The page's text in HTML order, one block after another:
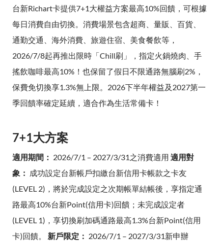
台新Richart卡提供7+1大權益方案最高10%回饋，可根據
每日消費自由切換。消費場景包含超商、量販、百貨、
通勤交通、海外消費、旅遊住宿、美食餐飲等，
2026/7/8起再推出限時「Chill刷」，指定火鍋燒肉、手
搖飲咖啡最高10%！也保留了假日不限通路無腦刷2%，
保費免切換享1.3%無上限。2026下半年權益及2027第一
季回饋率確定延續，適合作為生活常備卡！
7+1大方案
適用期間： 2026/7/1 – 2027/3/31之消費適用 適用對
象： 成功設定台新帳戶扣繳台新信用卡帳款之卡友
(LEVEL 2)，將於完成設定之次期帳單結帳後，享指定通
路最高10%台新Point(信用卡)回饋；未完成設定者
(LEVEL 1)，享切換刷加碼通路最高1.3%台新Point(信用
卡)回饋。 新戶限定： 2026/7/1 – 2027/3/31新申辦